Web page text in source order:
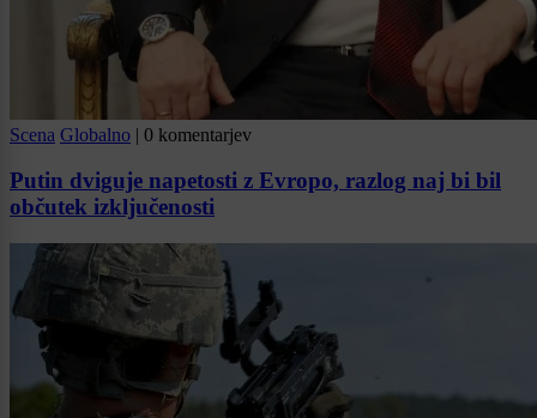
Scena Globalno | 0 komentarjev
Putin dviguje napetosti z Evropo, razlog naj bi bil
občutek izključenosti